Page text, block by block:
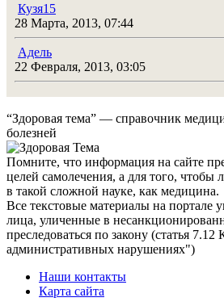
Кузя15
28 Марта, 2013, 07:44
Адель
22 Февраля, 2013, 03:05
“Здоровая тема” — справочник
болезней
Помните, что информация на сайте
целей самолечения, а для того, чтобы
в такой сложной науке, как медицина.
Все текстовые материалы на портале
лица, уличенные в
преследоваться по закону (статья
административных нарушениях")
Наши контакты
Карта сайта